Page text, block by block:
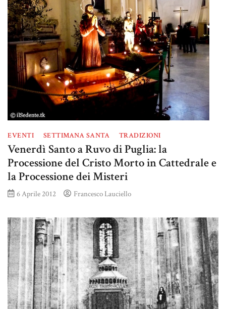
EVENTI SETTIMANA SANTA TRADIZIONI
Venerdì Santo a Ruvo di Puglia: la
Processione del Cristo Morto in Cattedrale e
la Processione dei Misteri
6 Aprile 2012 Francesco Lauciello